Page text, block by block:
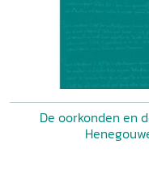
De oorkonden en